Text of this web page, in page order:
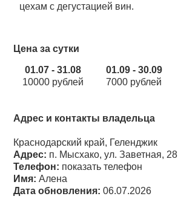
цехам с дегустацией вин.
Цена за сутки
01.07 - 31.08
10000 рублей
01.09 - 30.09
7000 рублей
Адрес и контакты владельца
Краснодарский край, Геленджик
Адрес: п. Мысхако, ул. Заветная, 28
Телефон: показать телефон
Имя: Алена
Дата обновления: 06.07.2026